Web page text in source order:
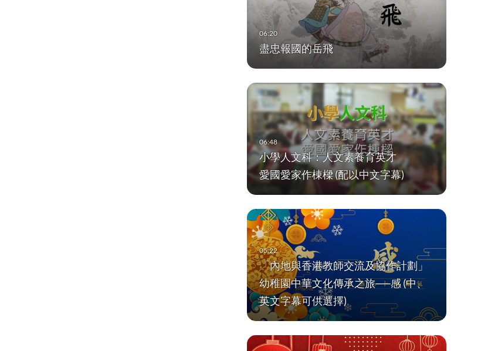
盡忠報國的岳飛
小學人文科：人文素養育英才
愛國愛家作棟樑 (配以中文字幕)
「內地與香港教師交流及協作計劃」
幼稚園中華文化傳承之旅──感 (中、
英文字幕可供選擇)